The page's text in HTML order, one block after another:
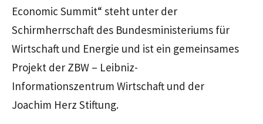
Economic Summit“ steht unter der
Schirmherrschaft des Bundesministeriums für
Wirtschaft und Energie und ist ein gemeinsames
Projekt der ZBW – Leibniz-
Informationszentrum Wirtschaft und der
Joachim Herz Stiftung.